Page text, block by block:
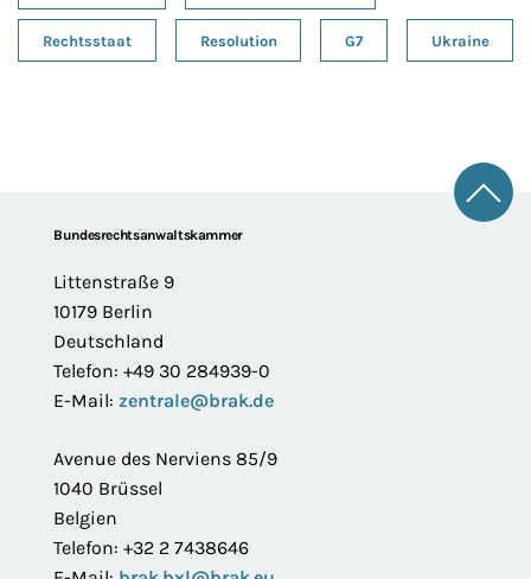
Rechtsstaat Resolution G7 Ukraine
FooterBundesrechtsanwaltskammer
Littenstraße 9
10179 Berlin
Deutschland
Telefon: +49 30 284939-0
E-Mail: zentrale@brak.de
Avenue des Nerviens 85/9
1040 Brüssel
Belgien
Telefon: +32 2 7438646